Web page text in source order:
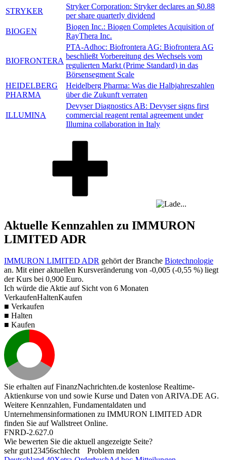
STRYKER
Stryker Corporation: Stryker declares an $0.88
per share quarterly dividend
BIOGEN
Biogen Inc.: Biogen Completes Acquisition of
RayThera Inc.
BIOFRONTERA
PTA-Adhoc: Biofrontera AG: Biofrontera AG
beschließt Vorbereitung des Wechsels vom
regulierten Markt (Prime Standard) in das
Börsensegment Scale
HEIDELBERG
PHARMA
Heidelberg Pharma: Was die Halbjahreszahlen
über die Zukunft verraten
ILLUMINA
Devyser Diagnostics AB: Devyser signs first
commercial reagent rental agreement under
Illumina collaboration in Italy
Aktuelle Kennzahlen zu IMMURON
LIMITED ADR
IMMURON LIMITED ADR gehört der Branche Biotechnologie
an. Mit einer aktuellen Kursveränderung von -0,005 (-0,55 %) liegt
der Kurs bei 0,900 Euro.
Ich würde die Aktie auf Sicht von 6 Monaten
VerkaufenHaltenKaufen
■ Verkaufen
■ Halten
■ Kaufen
Sie erhalten auf FinanzNachrichten.de kostenlose Realtime-
Aktienkurse von und sowie Kurse und Daten von ARIVA.DE AG.
Weitere Kennzahlen, Fundamentaldaten und
Unternehmensinformationen zu IMMURON LIMITED ADR
finden Sie aufWallstreet Online.
FNRD-2.627.0
Wie bewerten Sie die aktuell angezeigte Seite?
sehr gut1 23456schlecht
Problem melden